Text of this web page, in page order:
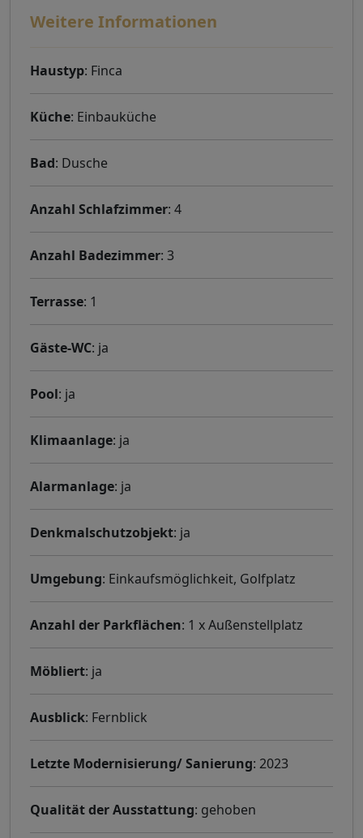
Weitere Informationen
Haustyp: Finca
Küche: Einbauküche
Bad: Dusche
Anzahl Schlafzimmer: 4
Anzahl Badezimmer: 3
Terrasse: 1
Gäste-WC: ja
Pool: ja
Klimaanlage: ja
Alarmanlage: ja
Denkmalschutzobjekt: ja
Umgebung: Einkaufsmöglichkeit, Golfplatz
Anzahl der Parkflächen: 1 x Außenstellplatz
Möbliert: ja
Ausblick: Fernblick
Letzte Modernisierung/ Sanierung: 2023
Qualität der Ausstattung: gehoben